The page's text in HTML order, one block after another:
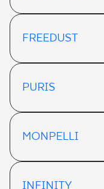
FREEDUST
PURIS
MONPELLI
INFINITY